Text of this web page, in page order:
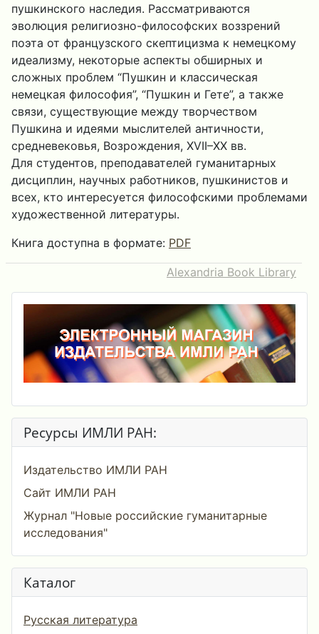
пушкинского наследия. Рассматриваются
эволюция религиозно-философских воззрений
поэта от французского скептицизма к немецкому
идеализму, некоторые аспекты обширных и
сложных проблем “Пушкин и классическая
немецкая философия”, “Пушкин и Гете”, а также
связи, существующие между творчеством
Пушкина и идеями мыслителей античности,
средневековья, Возрождения, XVII–XX вв.
Для студентов, преподавателей гуманитарных
дисциплин, научных работников, пушкинистов и
всех, кто интересуется философскими проблемами
художественной литературы.
Книга доступна в формате: PDF
Alexandria Book Library
Ресурсы ИМЛИ РАН:
Издательство ИМЛИ РАН
Сайт ИМЛИ РАН
Журнал "Новые российские гуманитарные
исследования"
Каталог
Русская литература